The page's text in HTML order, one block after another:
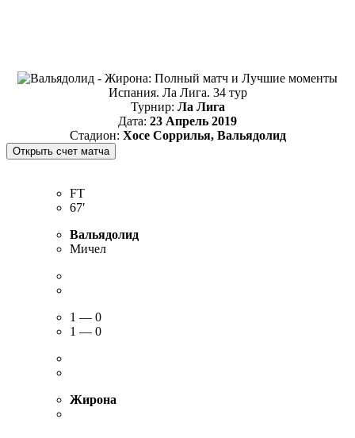
Испания. Ла Лига. 34 тур
Турнир: Ла Лига
Дата: 23 Апрель 2019
Стадион: Хосе Соррилья, Вальядолид
FT
67′
Вальядолид
Мичел
1 — 0
1 — 0
Жирона